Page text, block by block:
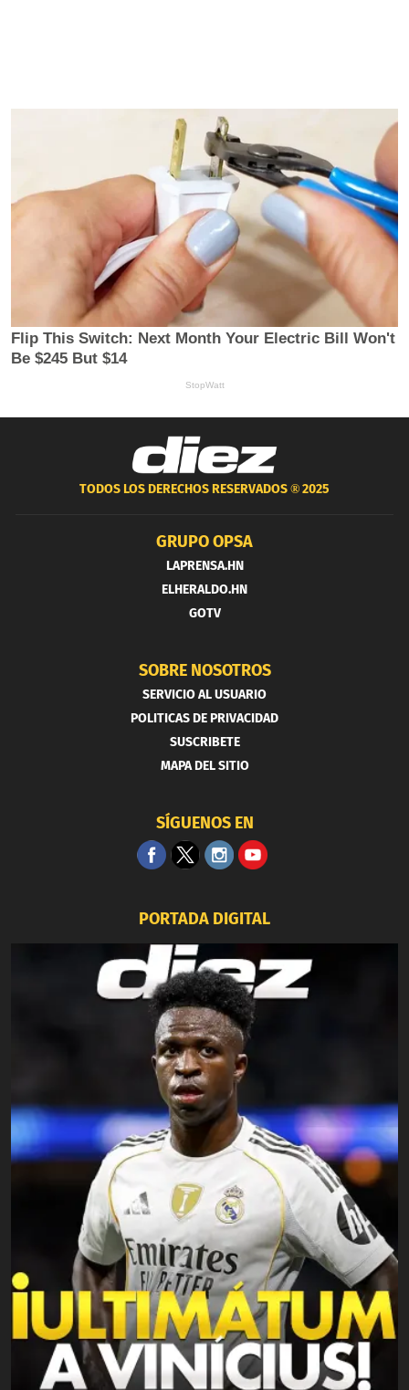
TODOS LOS DERECHOS RESERVADOS ®2025
GRUPO OPSA
LAPRENSA.HN
ELHERALDO.HN
GOTV
SOBRE NOSOTROS
SERVICIO AL USUARIO
POLITICAS DE PRIVACIDAD
SUSCRIBETE
MAPA DEL SITIO
SÍGUENOS EN
PORTADA DIGITAL